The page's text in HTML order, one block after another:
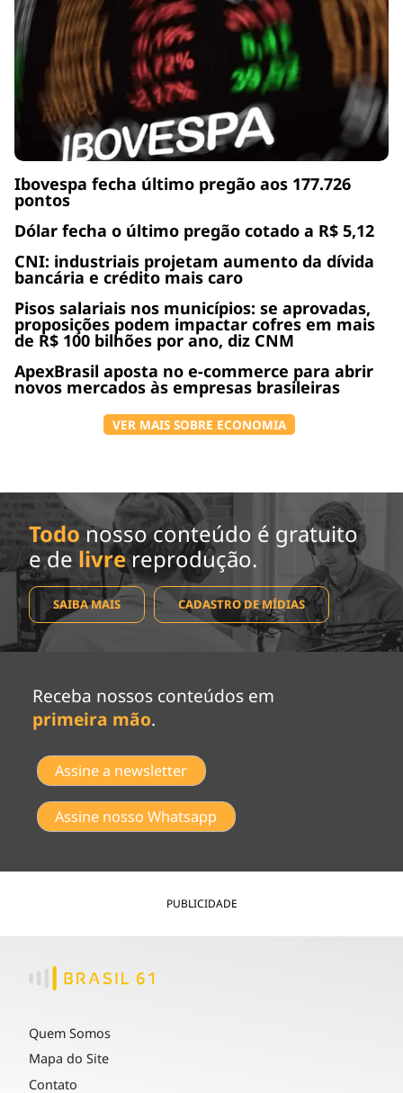
Ibovespa fecha último pregão aos 177.726
pontos
Dólar fecha o último pregão cotado a R$ 5,12
CNI: industriais projetam aumento da dívida
bancária e crédito mais caro
Pisos salariais nos municípios: se aprovadas,
proposições podem impactar cofres em mais
de R$ 100 bilhões por ano, diz CNM
ApexBrasil aposta no e-commerce para abrir
novos mercados às empresas brasileiras
VER MAIS SOBRE ECONOMIA
Todo nosso conteúdo é gratuito
e de livrereprodução.
SAIBA MAIS CADASTRO DE MÍDIAS
Receba nossos conteúdos em
primeira mão.
Assine a newsletter
Assine nosso Whatsapp
PUBLICIDADE
Quem Somos
Mapa do Site
Contato